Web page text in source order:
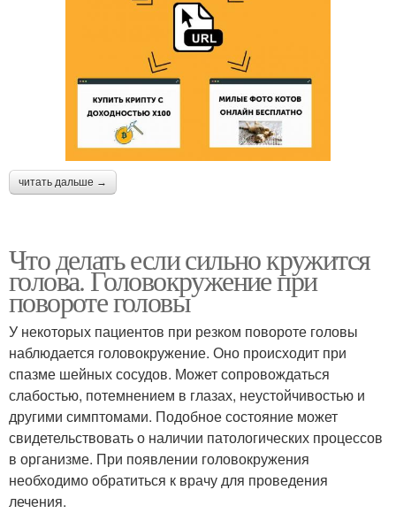
читать дальше →
Что делать если сильно кружится
голова. Головокружение при
повороте головы
У некоторых пациентов при резком повороте головы
наблюдается головокружение. Оно происходит при
спазме шейных сосудов. Может сопровождаться
слабостью, потемнением в глазах, неустойчивостью и
другими симптомами. Подобное состояние может
свидетельствовать о наличии патологических процессов
в организме. При появлении головокружения
необходимо обратиться к врачу для проведения
лечения.